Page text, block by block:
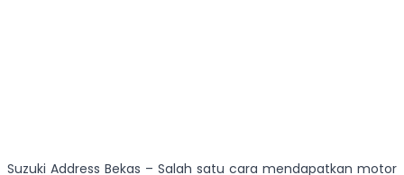
Suzuki Address Bekas – Salah satu cara mendapatkan motor